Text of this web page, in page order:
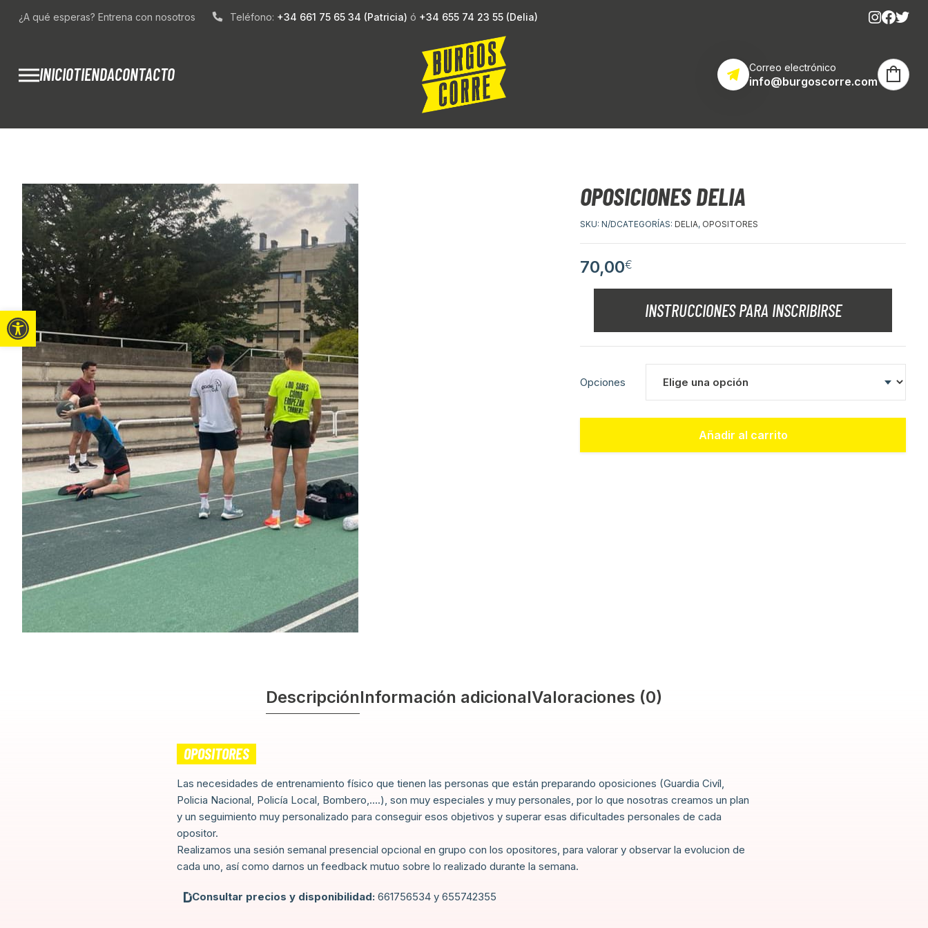
Abrir barra de herramientas
¿A qué esperas? Entrena con nosotros Teléfono: +34 661 75 65 34 (Patricia) ó +34 655 74 23 55 (Delia)
INICIOTIENDACONTACTO Correo electrónico
info@burgoscorre.com
OPOSICIONES DELIA
70,00€
INSTRUCCIONES PARA INSCRIBIRSE
Opciones
Añadir al carrito
SKU: N/DCATEGORÍAS: DELIA, OPOSITORES
DescripciónInformación adicionalValoraciones (0)
OPOSITORES
Las necesidades de entrenamiento físico que tienen las personas que están preparando oposiciones (Guardia Civíl,
Policia Nacional, Policía Local, Bombero,….), son muy especiales y muy personales, por lo que nosotras creamos un plan
y un seguimiento muy personalizado para conseguir esos objetivos y superar esas dificultades personales de cada
opositor.
Realizamos una sesión semanal presencial opcional en grupo con los opositores, para valorar y observar la evolucion de
cada uno, así como darnos un feedback mutuo sobre lo realizado durante la semana.
Consultar precios y disponibilidad: 661756534 y 655742355